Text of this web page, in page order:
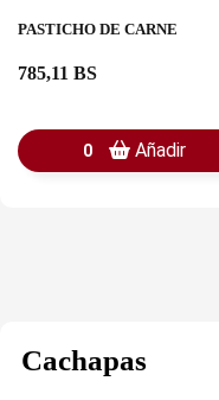
PASTICHO DE CARNE
785,11 BS
0 Añadir
Cachapas